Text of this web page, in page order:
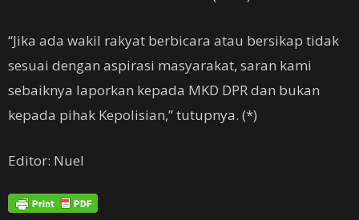
“Jika ada wakil rakyat berbicara atau bersikap tidak
sesuai dengan aspirasi masyarakat, saran kami
sebaiknya laporkan kepada MKD DPR dan bukan
kepada pihak Kepolisian,” tutupnya. (*)
Editor: Nuel